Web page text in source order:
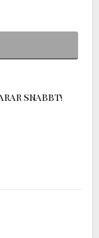
snabbt!